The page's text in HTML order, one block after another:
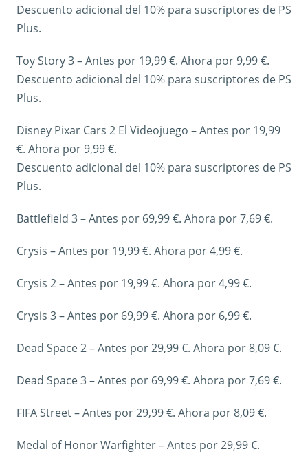
Descuento adicional del 10% para suscriptores de PS
Plus.
Toy Story 3 – Antes por 19,99 €. Ahora por 9,99 €.
Descuento adicional del 10% para suscriptores de PS
Plus.
Disney Pixar Cars 2 El Videojuego – Antes por 19,99
€. Ahora por 9,99 €.
Descuento adicional del 10% para suscriptores de PS
Plus.
Battlefield 3 – Antes por 69,99 €. Ahora por 7,69 €.
Crysis – Antes por 19,99 €. Ahora por 4,99 €.
Crysis 2 – Antes por 19,99 €. Ahora por 4,99 €.
Crysis 3 – Antes por 69,99 €. Ahora por 6,99 €.
Dead Space 2 – Antes por 29,99 €. Ahora por 8,09 €.
Dead Space 3 – Antes por 69,99 €. Ahora por 7,69 €.
FIFA Street – Antes por 29,99 €. Ahora por 8,09 €.
Medal of Honor Warfighter – Antes por 29,99 €.